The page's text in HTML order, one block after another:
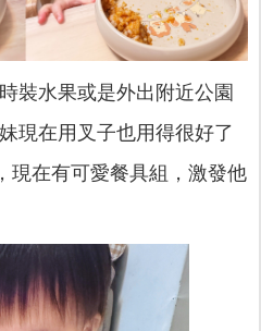
裝水果或是外出附近公園
現在用叉子也用得很好了
現在有可愛餐具組，激發他